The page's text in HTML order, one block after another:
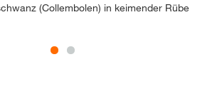
(Collembolen) in keimender Rübe